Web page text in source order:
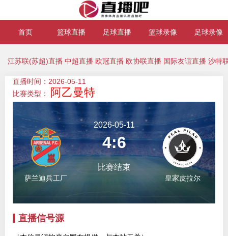
首页 篮球直播 足球直播 篮球录像 足球录像
江苏联(苏超)直播 中超直播 欧冠直播 欧协联直播 国际友谊直播 沙特
直播时间：2026-05-11
比赛类型：
阿乙曼特
萨兰迪兵工厂
2026-05-11
4:6
比赛结束
皇家皮拉尔
直播信号源